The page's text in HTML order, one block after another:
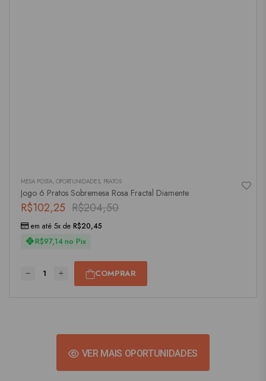
MESA POSTA, OPORTUNIDADES, PRATOS
Jogo 6 Pratos Sobremesa Rosa Fractal Diamente
R$102,25 R$204,50
R$97,14no Pix
em até 5x de R$20,45
COMPRAR
VER MAIS OPORTUNIDADES